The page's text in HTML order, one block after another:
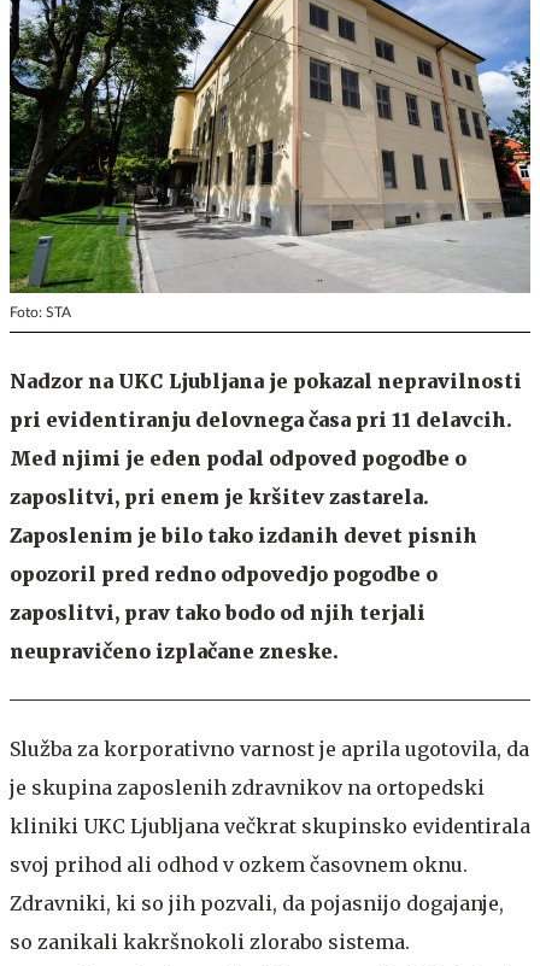
Foto: STA
Nadzor na UKC Ljubljana je pokazal nepravilnosti
pri evidentiranju delovnega časa pri 11 delavcih.
Med njimi je eden podal odpoved pogodbe o
zaposlitvi, pri enem je kršitev zastarela.
Zaposlenim je bilo tako izdanih devet pisnih
opozoril pred redno odpovedjo pogodbe o
zaposlitvi, prav tako bodo od njih terjali
neupravičeno izplačane zneske.
Služba za korporativno varnost je aprila ugotovila, da
je skupina zaposlenih zdravnikov na ortopedski
kliniki UKC Ljubljana večkrat skupinsko evidentirala
svoj prihod ali odhod v ozkem časovnem oknu.
Zdravniki, ki so jih pozvali, da pojasnijo dogajanje,
so zanikali kakršnokoli zlorabo sistema.